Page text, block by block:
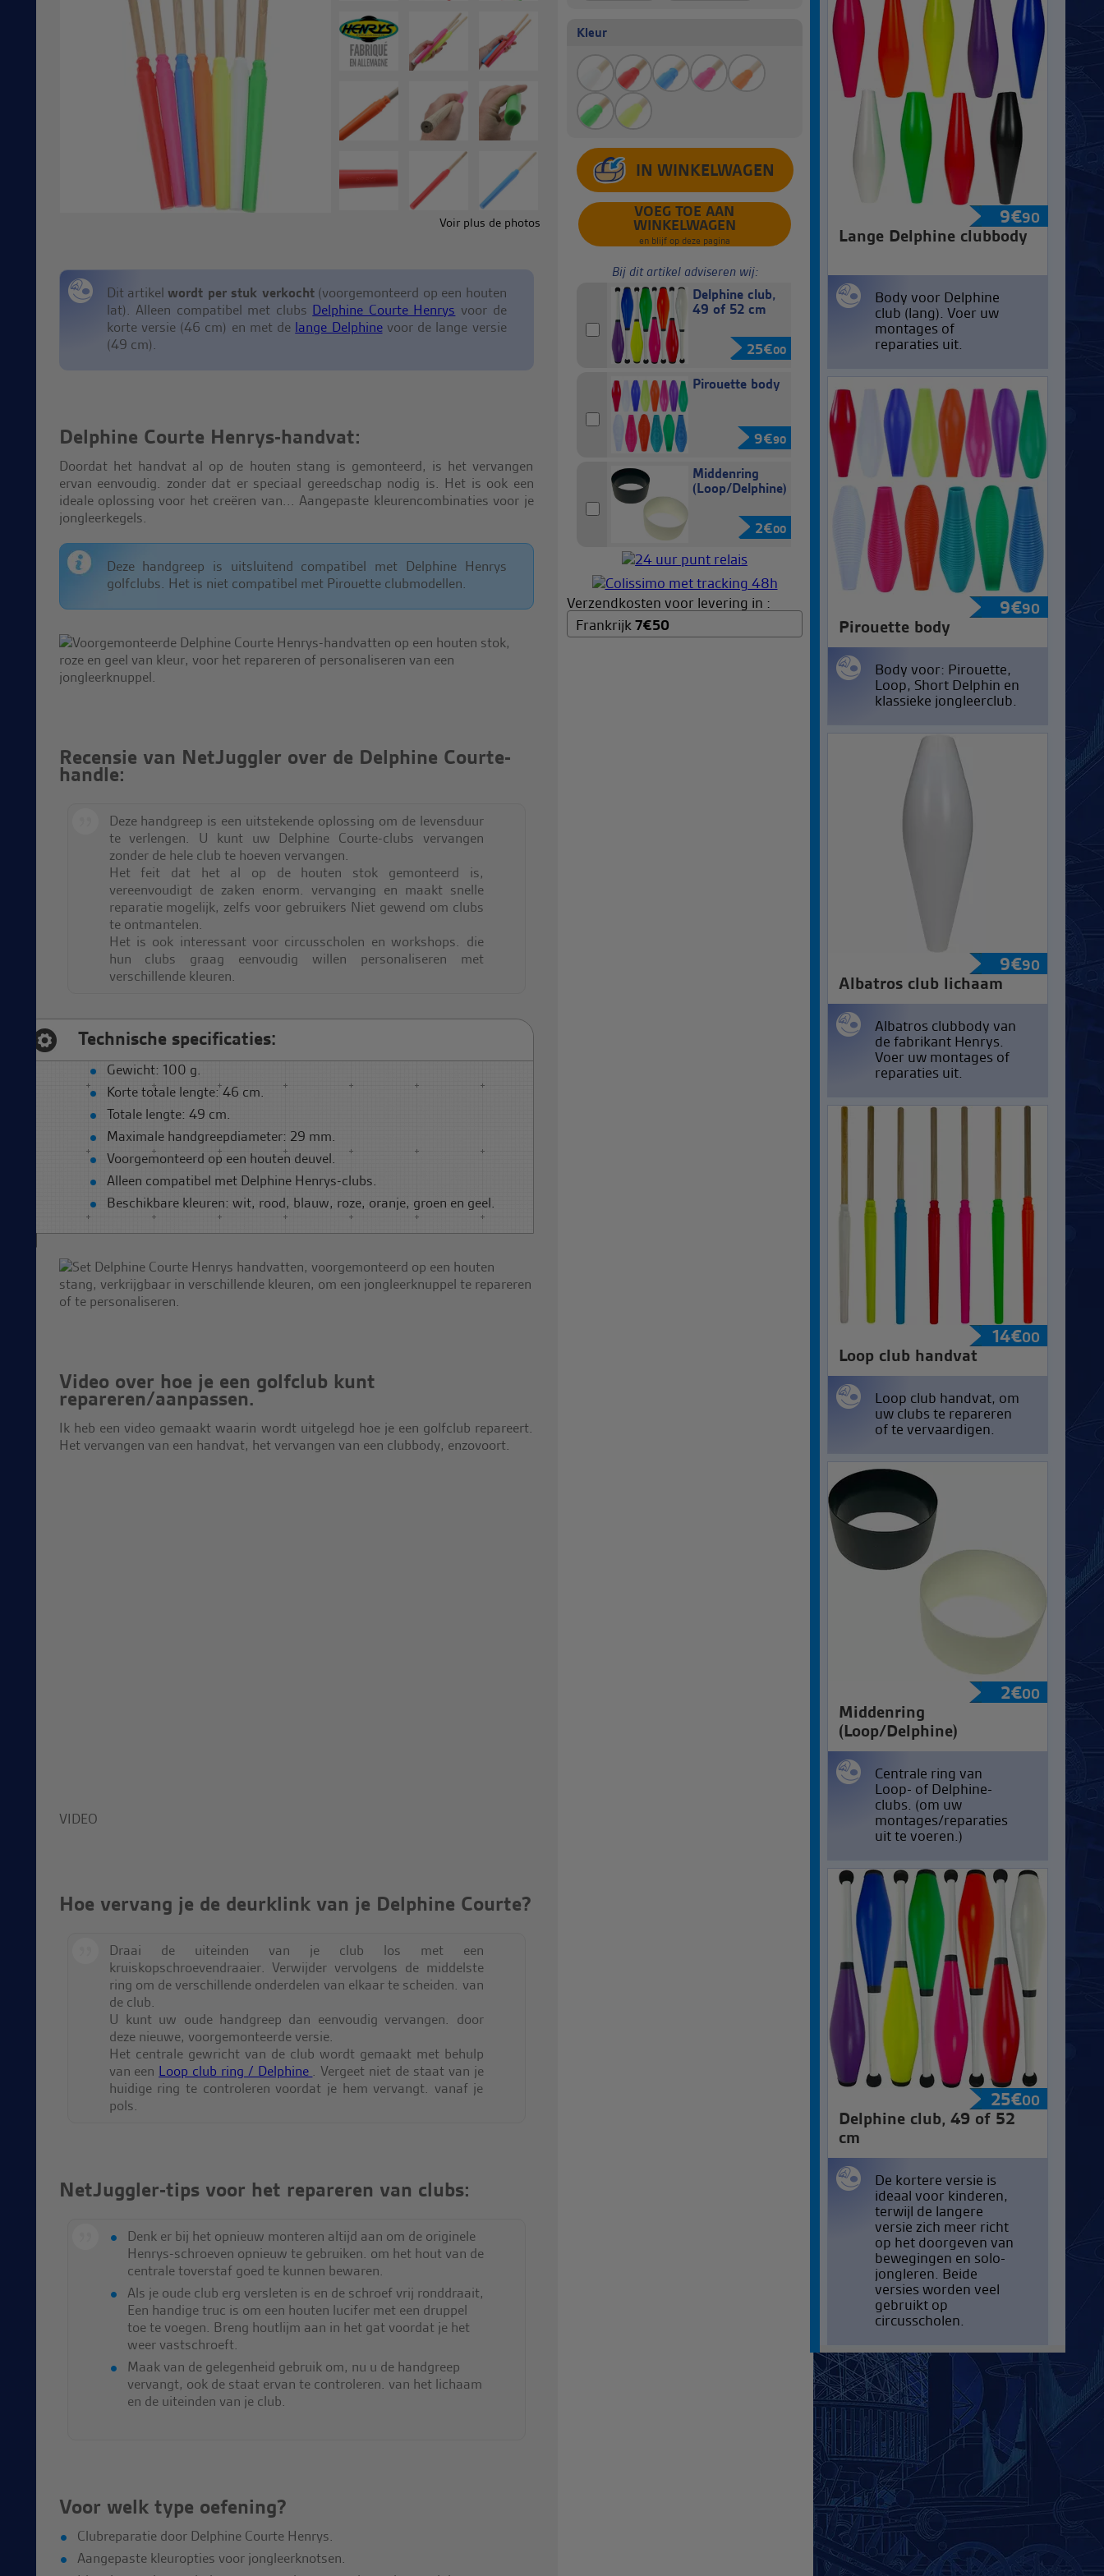
Voir plus de photos
Kleur
VOEG TOE AAN
WINKELWAGEN
en blijf op deze pagina
Bij dit artikel adviseren wij:
Delphine club,
49 of 52 cm
25€00
Pirouette body
9€90
Middenring
(Loop/Delphine)
2€00
Verzendkosten voor levering in :
Frankrijk7€50
Dit artikelwordt per stuk verkocht(voorgemonteerd op een houten
lat). Alleen compatibel met clubs Delphine Courte Henrys voor de
korte versie (46 cm) en met de lange Delphinevoor de lange versie
(49 cm).
Delphine Courte Henrys-handvat:
Doordat het handvat al op de houten stang is gemonteerd, is het vervangen
ervan eenvoudig. zonder dat er speciaal gereedschap nodig is. Het is ook een
ideale oplossing voor het creëren van... Aangepaste kleurencombinaties voor je
jongleerkegels.
Deze handgreep is uitsluitend compatibel met Delphine Henrys
golfclubs. Het is niet compatibel met Pirouette clubmodellen.
Recensie van NetJuggler over de Delphine Courte-
handle:
Deze handgreep is een uitstekende oplossing om de levensduur
te verlengen. U kunt uw Delphine Courte-clubs vervangen
zonder de hele club te hoeven vervangen.
Het feit dat het al op de houten stok gemonteerd is,
vereenvoudigt de zaken enorm. vervanging en maakt snelle
reparatie mogelijk, zelfs voor gebruikers Niet gewend om clubs
te ontmantelen.
Het is ook interessant voor circusscholen en workshops. die
hun clubs graag eenvoudig willen personaliseren met
verschillende kleuren.
Technische specificaties:
Gewicht: 100 g.
Korte totale lengte: 46 cm.
Totale lengte: 49 cm.
Maximale handgreepdiameter: 29 mm.
Voorgemonteerd op een houten deuvel.
Alleen compatibel met Delphine Henrys-clubs.
Beschikbare kleuren: wit, rood, blauw, roze, oranje, groen en geel.
Video over hoe je een golfclub kunt
repareren/aanpassen.
Ik heb een video gemaakt waarin wordt uitgelegd hoe je een golfclub repareert.
Het vervangen van een handvat, het vervangen van een clubbody, enzovoort.
VIDEO
Hoe vervang je de deurklink van je Delphine Courte?
Draai de uiteinden van je club los met een
kruiskopschroevendraaier. Verwijder vervolgens de middelste
ring om de verschillende onderdelen van elkaar te scheiden. van
de club.
U kunt uw oude handgreep dan eenvoudig vervangen. door
deze nieuwe, voorgemonteerde versie.
Het centrale gewricht van de club wordt gemaakt met behulp
van een Loop club ring / Delphine . Vergeet niet de staat van je
huidige ring te controleren voordat je hem vervangt. vanaf je
pols.
NetJuggler-tips voor het repareren van clubs:
Denk er bij het opnieuw monteren altijd aan om de originele
Henrys-schroeven opnieuw te gebruiken. om het hout van de
centrale toverstaf goed te kunnen bewaren.
Als je oude club erg versleten is en de schroef vrij ronddraait,
Een handige truc is om een houten lucifer met een druppel
toe te voegen. Breng houtlijm aan in het gat voordat je het
weer vastschroeft.
Maak van de gelegenheid gebruik om, nu u de handgreep
vervangt, ook de staat ervan te controleren. van het lichaam
en de uiteinden van je club.
Voor welk type oefening?
Clubreparatie door Delphine Courte Henrys.
Aangepaste kleuropties voor jongleerknotsen.
9€90
Lange Delphine clubbody
Body voor Delphine
club (lang). Voer uw
montages of
reparaties uit.
9€90
Pirouette body
Body voor: Pirouette,
Loop, Short Delphin en
klassieke jongleerclub.
9€90
Albatros club lichaam
Albatros clubbody van
de fabrikant Henrys.
Voer uw montages of
reparaties uit.
14€00
Loop club handvat
Loop club handvat, om
uw clubs te repareren
of te vervaardigen.
2€00
Middenring
(Loop/Delphine)
Centrale ring van
Loop- of Delphine-
clubs. (om uw
montages/reparaties
uit te voeren.)
25€00
Delphine club, 49 of 52
cm
De kortere versie is
ideaal voor kinderen,
terwijl de langere
versie zich meer richt
op het doorgeven van
bewegingen en solo-
jongleren. Beide
versies worden veel
gebruikt op
circusscholen.